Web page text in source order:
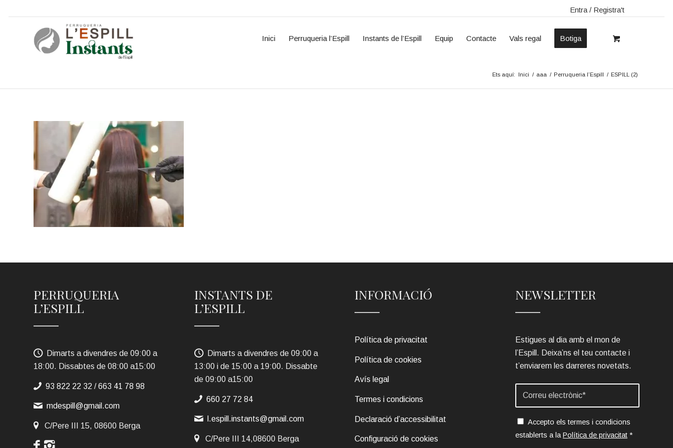
Entra / Registra't
Inici Perruqueria l’Espill Instants de l’Espill Equip Contacte Vals regal Botiga
Ets aquí: Inici / aaa / Perruqueria l’Espill / ESPILL (2)
PERRUQUERIA
L’ESPILL
Dimarts a divendres de 09:00 a
18:00. Dissabtes de 08:00 a15:00
93 822 22 32 /663 41 78 98
mdespill@gmail.com
C/Pere III 15, 08600 Berga
INSTANTS DE
L’ESPILL
Dimarts a divendres de 09:00 a
13:00 i de 15:00 a 19:00. Dissabte
de 09:00 a15:00
660 27 72 84
l.espill.instants@gmail.com
C/Pere III 14,08600 Berga
INFORMACIÓ
Política de privacitat
Política de cookies
Avís legal
Termes i condicions
Declaració d’accessibilitat
Configuració de cookies
NEWSLETTER
Estigues al dia amb el mon de
l’Espill. Deixa’ns el teu contacte i
t’enviarem les darreres novetats.
Accepto els termes i condicions
establerts a la Política de privacitat *